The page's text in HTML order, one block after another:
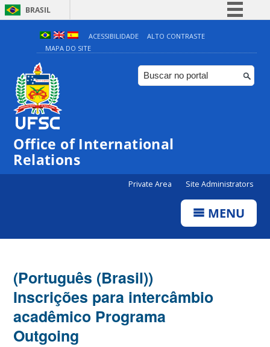
BRASIL
Simplifique!
Comunica BR
Participe
ACESSIBILIDADE
ALTO CONTRASTE
MAPA DO SITE
Office of International
Relations
Private Area Site Administrators
MENU
(Português (Brasil))
Inscrições para intercâmbio
acadêmico Programa
Outgoing